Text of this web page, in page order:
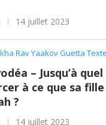
14 juillet 2023
Rav Yaakov Guetta Texte
– Jusqu’à
à ce que sa
?
14 juillet 2023